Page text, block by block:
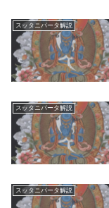
スッタニパータ解説
スッタニパータ解説
スッタニパータ解説